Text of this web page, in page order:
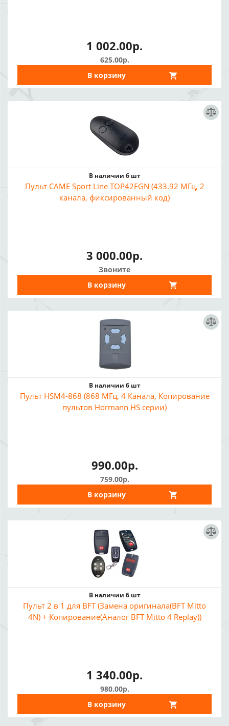
1 002.00р.
625.00р.
В корзину
В наличии 6 шт
Пульт CAME Sport Line TOP42FGN (433.92 МГц, 2
канала, фиксированный код)
3 000.00р.
Звоните
В корзину
В наличии 6 шт
Пульт HSM4-868 (868 МГц, 4 Канала, Копирование
пультов Hormann HS серии)
990.00р.
759.00р.
В корзину
В наличии 6 шт
Пульт 2 в 1 для BFT (Замена оригинала(BFT Mitto
4N) + Копирование(Аналог BFT Mitto 4 Replay))
1 340.00р.
980.00р.
В корзину